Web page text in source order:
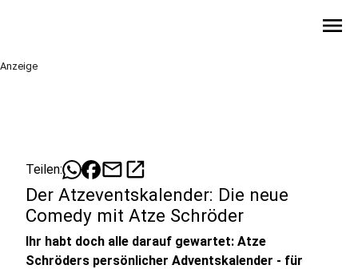
menu
Anzeige
Teilen: mailopen_in_new
Der Atzeventskalender: Die neue
Comedy mit Atze Schröder
Ihr habt doch alle darauf gewartet: Atze
Schröders persönlicher Adventskalender - für